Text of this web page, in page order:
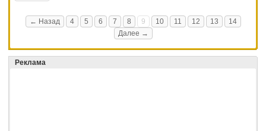
← Назад 4 5 6 7 8 9 10 11 12 13
14
Далее →
Реклама